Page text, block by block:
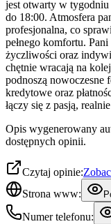
jest otwarty w
do 18:00. Atmosfera
profesjonalna, co
pełnego komfortu.
życzliwości oraz
chętnie wracają na
podnoszą nowoczesne
kredytowe oraz
łączy się z pasją,
Opis wygenerowany
dostępnych opinii.
Czytaj opinie:
Strona www:
Numer telefonu: